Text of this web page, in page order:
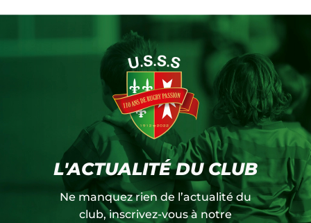
L'ACTUALITÉ DU CLUB
Ne manquez rien de l’actualité du
club, inscrivez-vous à notre